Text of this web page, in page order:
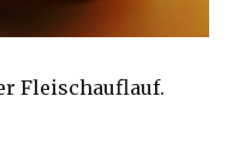
Fleischauflauf.